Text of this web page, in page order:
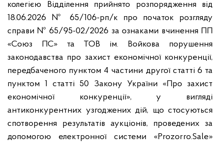
колегією Відділення прийнято розпорядження від
18.06.2026 № 65/106-рп/к про початок розгляду
справи № 65/95-02/2026 за ознаками вчинення ПП
«Союз ПС» та ТОВ ім. Войкова порушення
законодавства про захист економічної конкуренції,
передбаченого пунктом 4 частини другої статті 6 та
пунктом 1 статті 50 Закону України «Про захист
економічної конкуренції», у вигляді
антиконкурентних узгоджених дій, що стосуються
спотворення результатів аукціонів, проведених за
допомогою електронної системи «Prozorro.Sale»